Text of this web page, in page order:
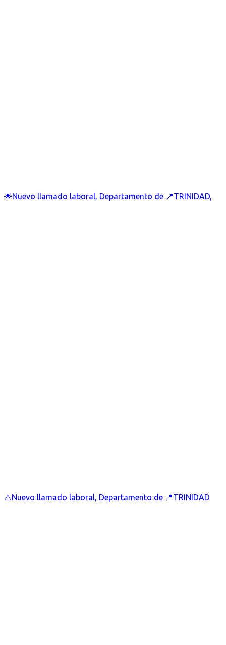
🌟Nuevo llamado laboral, Departamento de 📍TRINIDAD,
⚠️Nuevo llamado laboral, Departamento de 📍TRINIDAD